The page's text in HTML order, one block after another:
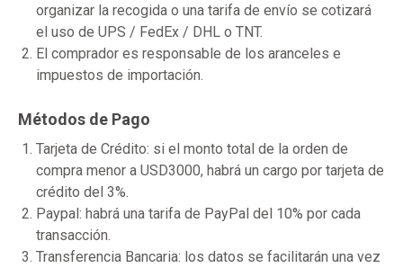
organizar la recogida o una tarifa de envío se cotizará
el uso de UPS / FedEx / DHL o TNT.
El comprador es responsable de los aranceles e
impuestos de importación.
Métodos de Pago
Tarjeta de Crédito: si el monto total de la orden de
compra menor a USD3000, habrá un cargo por tarjeta de
crédito del 3%.
Paypal: habrá una tarifa de PayPal del 10% por cada
transacción.
Transferencia Bancaria: los datos se facilitarán una vez